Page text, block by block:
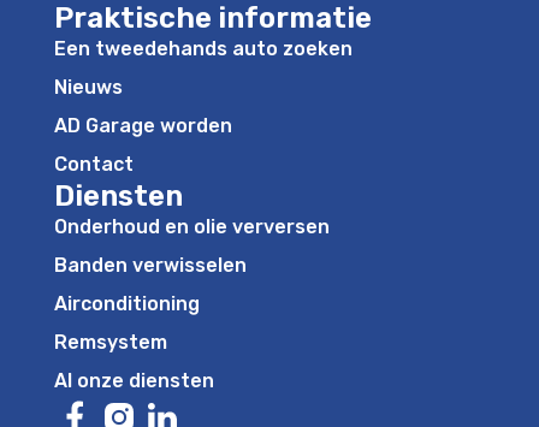
Praktische informatie
Een tweedehands auto zoeken
Nieuws
AD Garage worden
Contact
Diensten
Onderhoud en olie verversen
Banden verwisselen
Airconditioning
Remsystem
Al onze diensten